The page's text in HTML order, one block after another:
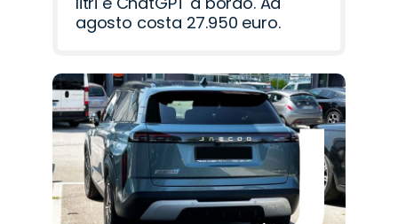
agosto costa 27.950 euro.